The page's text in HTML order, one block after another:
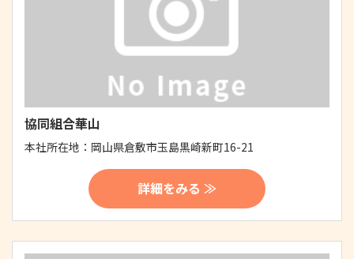
協同組合華山
本社所在地： 岡山県倉敷市玉島黒崎新町16-21
詳細をみる ≫